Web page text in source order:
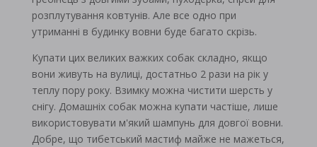
розплутування ковтунів. Але все одно при
утриманні в будинку вовни буде багато скрізь.
Купати цих великих важких собак складно, якщо
вони живуть на вулиці, достатньо 2 рази на рік у
теплу пору року. Взимку можна чистити шерсть у
снігу. Домашніх собак можна купати частіше, лише
використовувати м'який шампунь для довгої вовни.
Добре, що тибетський мастиф майже не мажеться,